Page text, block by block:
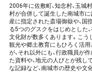
2006年に佐敷町、知念村、玉城
村が合併して誕生した南城市に
産に指定された斎場御嶽や、国
る5つのグスクをはじめとした、
文化財が数多くあります。こう
観光や郷土教育にもひろく活
が、それ以外にも、行政職員が作
た資料や、地元の人びとが残し
な記録など、南城市の歴史や文